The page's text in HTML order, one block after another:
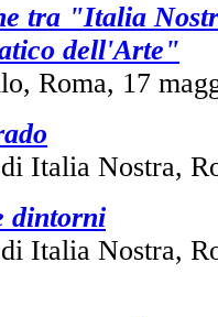
tra "Italia
dell'Arte"
Roma, 17
Italia Nostra,
dintorni
Italia Nostra,